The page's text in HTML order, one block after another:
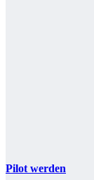
Pilot werden